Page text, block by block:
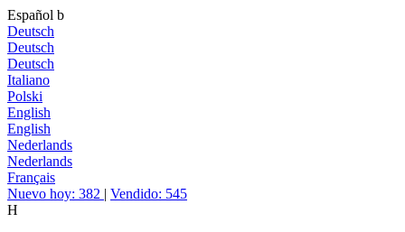
Español b
Deutsch
Deutsch
Deutsch
Italiano
Polski
English
English
Nederlands
Nederlands
Français
Nuevo hoy: 382 | Vendido: 545
H